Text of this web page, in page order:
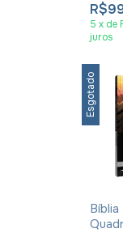
5 x de
juros
Esgotado
Bíblia